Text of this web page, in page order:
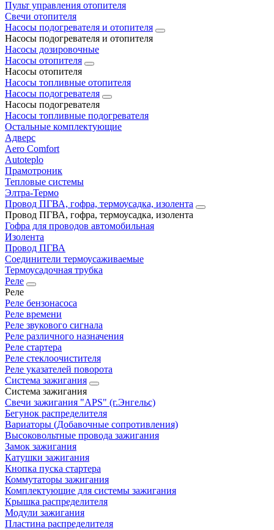
Пульт управления отопителя
Свечи отопителя
Насосы подогревателя и отопителя
Насосы подогревателя и отопителя
Насосы дозировочные
Насосы отопителя
Насосы отопителя
Насосы топливные отопителя
Насосы подогревателя
Насосы подогревателя
Насосы топливные подогревателя
Остальные комплектующие
Адверс
Aero Comfort
Autoteplo
Прамотроник
Тепловые системы
Элтра-Термо
Провод ПГВА, гофра, термоусадка, изолента
Провод ПГВА, гофра, термоусадка, изолента
Гофра для проводов автомобильная
Изолента
Провод ПГВА
Соединители термоусаживаемые
Термоусадочная трубка
Реле
Реле
Реле бензонасоса
Реле времени
Реле звукового сигнала
Реле различного назначения
Реле стартера
Реле стеклоочистителя
Реле указателей поворота
Система зажигания
Система зажигания
Свечи зажигания "APS" (г.Энгельс)
Бегунок распределителя
Вариаторы (Добавочные сопротивления)
Высоковольтные провода зажигания
Замок зажигания
Катушки зажигания
Кнопка пуска стартера
Коммутаторы зажигания
Комплектующие для системы зажигания
Крышка распределителя
Модули зажигания
Пластина распределителя